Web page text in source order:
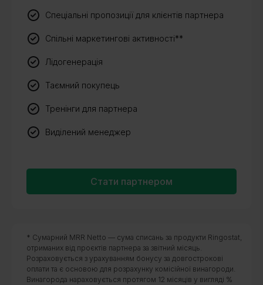
Спеціальні пропозиції для клієнтів партнера
Спільні маркетингові активності**
Лідогенерація
Таємний покупець
Тренінги для партнера
Виділений менеджер
Стати партнером
* Сумарний MRR Netto — сума списань за продукти Ringostat,
отриманих від проєктів партнера за звітний місяць.
Розраховується з урахуванням бонусу за довгострокові
оплати та є основою для розрахунку комісійної винагороди.
Винагорода нараховується протягом 12 місяців у вигляді %